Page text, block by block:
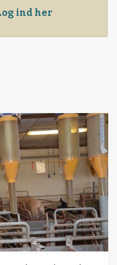
ind her